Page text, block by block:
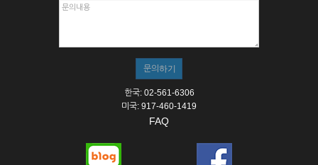
한국: 02-561-6306
미국: 917-460-1419
FAQ